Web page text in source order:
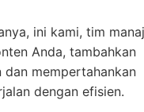
ini kami, tim
Anda, tambahkan
mempertahankan
dengan efisien.